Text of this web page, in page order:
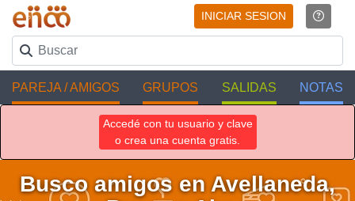
INICIAR SESION
PAREJA / AMIGOS GRUPOS SALIDAS NOTAS
Accedé con tu usuario y clave
o crea una cuenta gratis.
Busco amigos en Avellaneda,